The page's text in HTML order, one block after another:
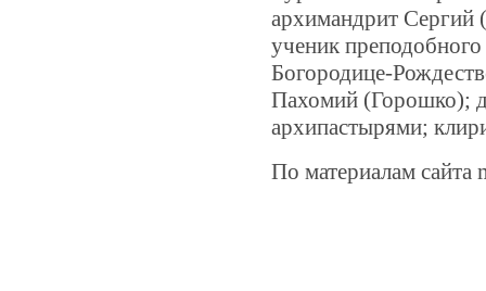
архимандрит
ученик
Богородице-
Пахомий (Горошко);
архипастырями;
По материалам сайта